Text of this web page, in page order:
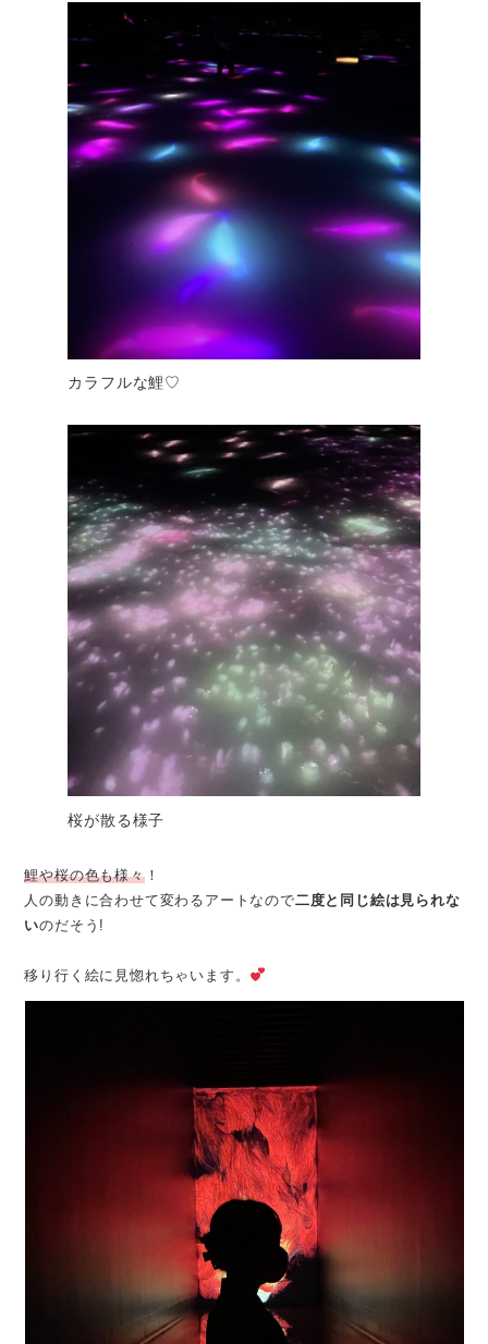
カラフルな鯉♡
桜が散る様子
鯉や桜の色も様々！
人の動きに合わせて変わるアートなので二度と同じ絵は見られな
いのだそう!
移り行く絵に見惚れちゃいます。